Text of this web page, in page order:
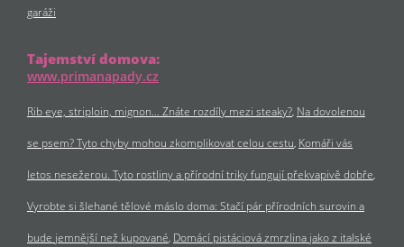
garáži
Tajemství domova:
www.primanapady.cz
Rib eye, striploin, mignon… Znáte rozdíly mezi steaky? Na dovolenou
se psem? Tyto chyby mohou zkomplikovat celou cestu Komáři vás
letos nesežerou. Tyto rostliny a přírodní triky fungují překvapivě dobře
Vyrobte si šlehané tělové máslo doma: Stačí pár přírodních surovin a
bude jemnější než kupované Domácí pistáciová zmrzlina jako z italské